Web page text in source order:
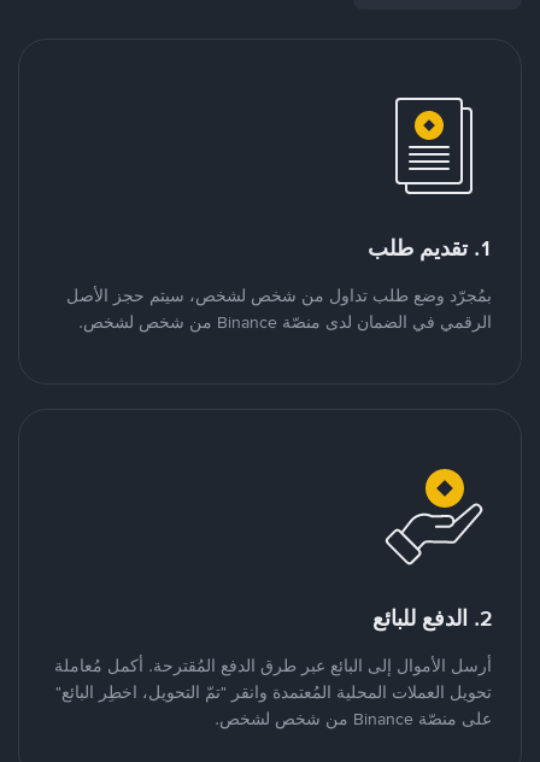
1. تقديم طلب
بمُجرّد وضع طلب تداول من شخص لشخص، سيتم حجز الأصل
الرقمي في الضمان لدى منصّة Binance من شخص لشخص.
2. الدفع للبائع
أرسل الأموال إلى البائع عبر طرق الدفع المُقترحة. أكمل مُعاملة
تحويل العملات المحلية المُعتمدة وانقر "تمّ التحويل، اخطِر البائع"
على منصّة Binance من شخص لشخص.